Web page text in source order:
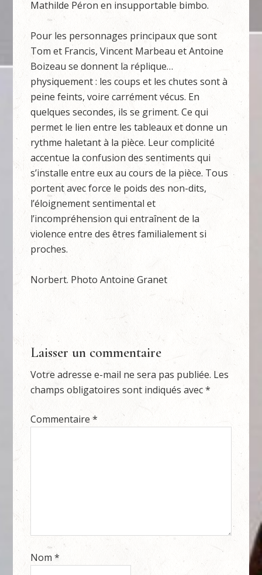
Mathilde Péron en insupportable bimbo.
Pour les personnages principaux que sont
Tom et Francis, Vincent Marbeau et Antoine
Boizeau se donnent la réplique…
physiquement : les coups et les chutes sont à
peine feints, voire carrément vécus. En
quelques secondes, ils se griment. Ce qui
permet le lien entre les tableaux et donne un
rythme haletant à la pièce. Leur complicité
accentue la confusion des sentiments qui
s’installe entre eux au cours de la pièce. Tous
portent avec force le poids des non-dits,
l’éloignement sentimental et
l’incompréhension qui entraînent de la
violence entre des êtres familialement si
proches.
Norbert. Photo Antoine Granet
Laisser un commentaire
Votre adresse e-mail ne sera pas publiée. Les
champs obligatoires sont indiqués avec*
Commentaire*
Nom*